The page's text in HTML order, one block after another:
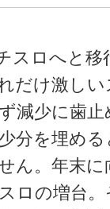
スロへと移
だけ激し
減少に歯
分を埋め
ん。年末
ロの増台